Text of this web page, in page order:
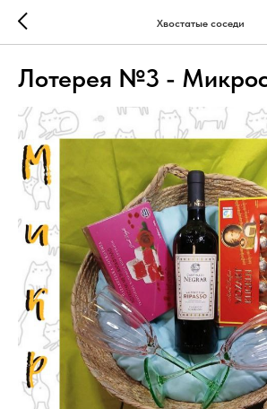
Хвостатые соседи
Лотерея №3 -